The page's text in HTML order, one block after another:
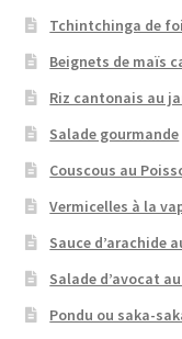
Tchintchinga de
Beignets de maïs
Riz cantonais au
Salade gourmande
Couscous au
Vermicelles à la
Sauce d’arachide
Salade d’avocat
Pondu ou saka-